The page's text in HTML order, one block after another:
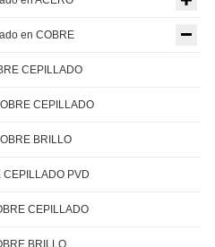
en COBRE
CEPILLADO
CEPILLADO
BRILLO
CEPILLADO PVD
CEPILLADO
BRILLO